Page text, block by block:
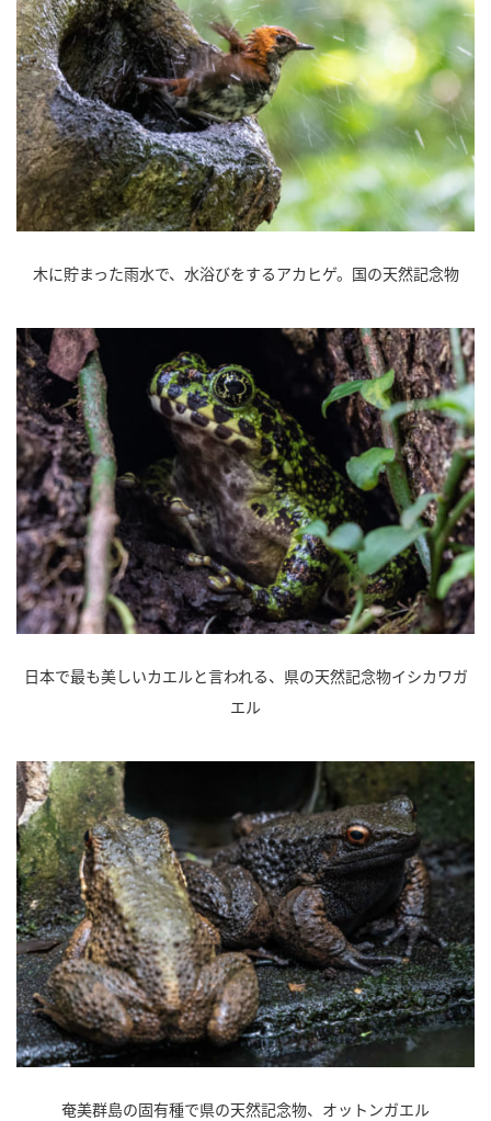
木に貯まった雨水で、水浴びをするアカヒゲ。国の天然記念物
日本で最も美しいカエルと言われる、県の天然記念物イシカワガ
エル
奄美群島の固有種で県の天然記念物、オットンガエル